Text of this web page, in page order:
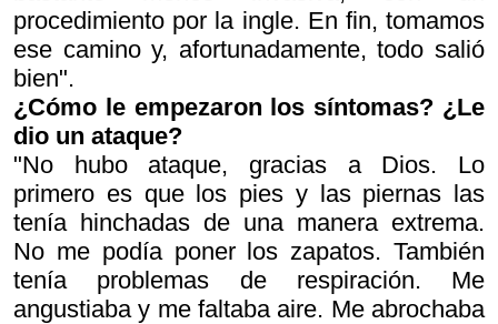
procedimiento por la ingle. En fin, tomamos
ese camino y, afortunadamente, todo salió
bien".
¿Cómo le empezaron los síntomas? ¿Le
dio un ataque?
"No hubo ataque, gracias a Dios. Lo
primero es que los pies y las piernas las
tenía hinchadas de una manera extrema.
No me podía poner los zapatos. También
tenía problemas de respiración. Me
angustiaba y me faltaba aire. Me abrochaba